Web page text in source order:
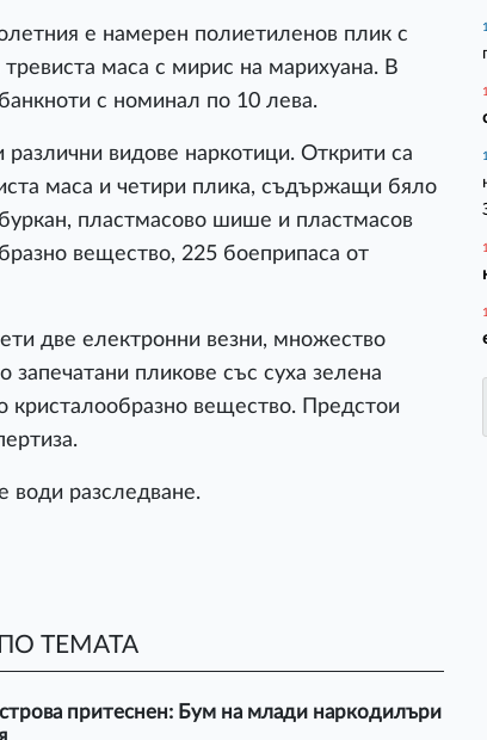
е намерен полиетиленов плик с
маса с мирис на марихуана. В
с номинал по 10 лева.
видове наркотици. Открити са
маса и четири плика, съдържащи бяло
пластмасово шише и пластмасов
вещество, 225 боеприпаса от
две електронни везни, множество
запечатани пликове със суха зелена
кристалообразно вещество. Предстои
води разследване.
ТЕМАТА
притеснен: Бум на млади наркодилъри